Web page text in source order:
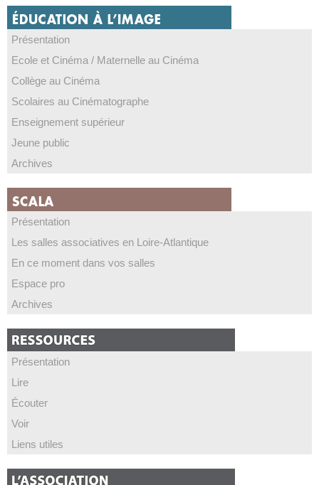
Présentation
Ecole et Cinéma / Maternelle au Cinéma
Collège au Cinéma
Scolaires au Cinématographe
Enseignement supérieur
Jeune public
Archives
Présentation
Les salles associatives en Loire-Atlantique
En ce moment dans vos salles
Espace pro
Archives
Présentation
Lire
Écouter
Voir
Liens utiles